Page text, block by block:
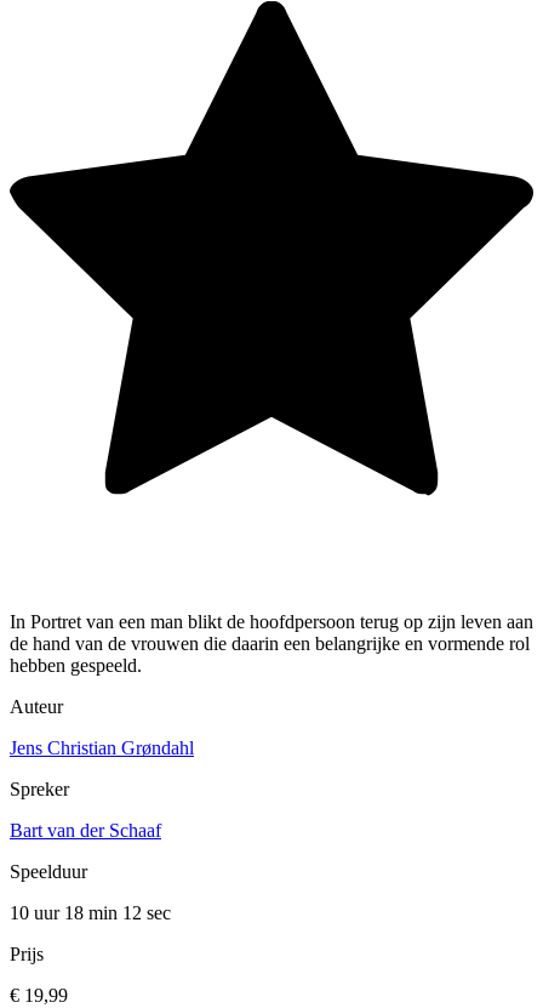
In Portret van een man blikt de hoofdpersoon terug op zijn leven aan
de hand van de vrouwen die daarin een belangrijke en vormende rol
hebben gespeeld.
Auteur
Jens Christian Grøndahl
Spreker
Bart van der Schaaf
Speelduur
10 uur 18 min 12 sec
Prijs
€ 19,99